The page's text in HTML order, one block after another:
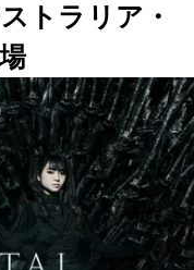
トラリア・